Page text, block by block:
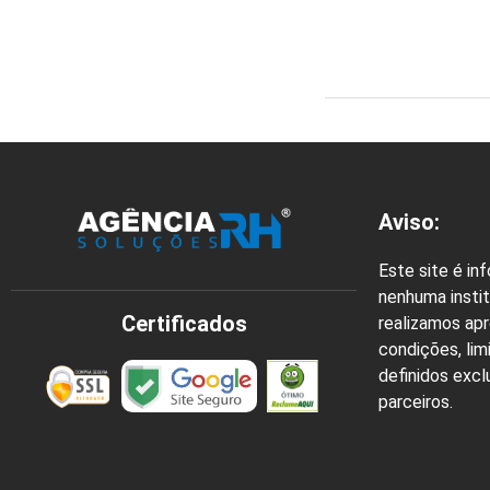
Certificados
Aviso:
Este site é
nenhuma
realizamos
condições,
definidos
parceiros.